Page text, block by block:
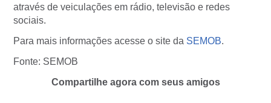
através de veiculações em rádio, televisão e redes
sociais.
Para mais informações acesse o site da SEMOB.
Fonte: SEMOB
Compartilhe agora com seus amigos